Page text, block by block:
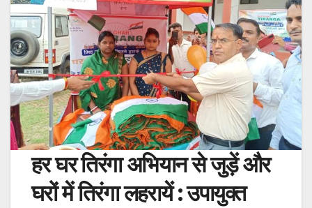
हर घर तिरंगा अभियान से जुड़ें और
घरों में तिरंगा लहरायें : उपायुक्त